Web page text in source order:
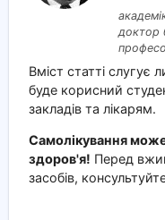
Вміст статті слугує
буде корисний
закладів та лікарям.
Самолікування
здоров'я! Перед
засобів,
доктор